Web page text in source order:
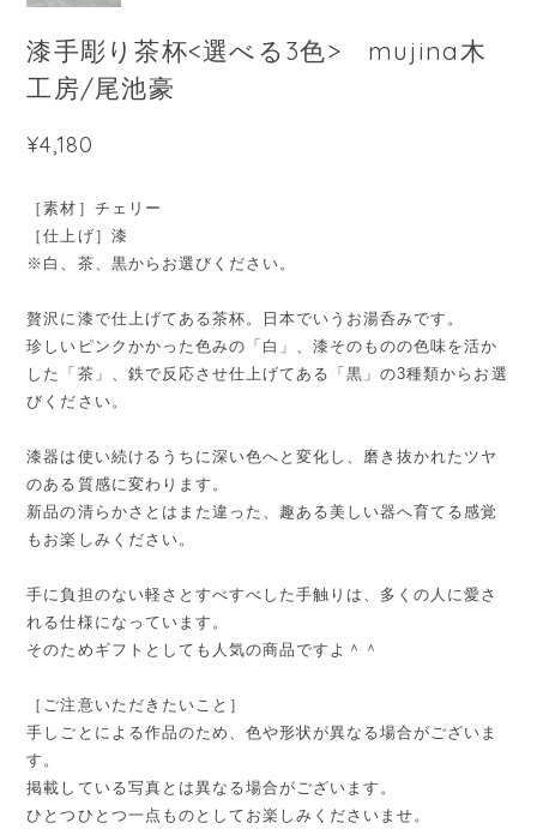
漆手彫り茶杯<選べる3色> mujina木
工房/尾池豪
¥4,180
［素材］チェリー
［仕上げ］漆
※白、茶、黒からお選びください。
贅沢に漆で仕上げてある茶杯。日本でいうお湯呑みです。
珍しいピンクかかった色みの「白」、漆そのものの色味を活か
した「茶」、鉄で反応させ仕上げてある「黒」の3種類からお選
びください。
漆器は使い続けるうちに深い色へと変化し、磨き抜かれたツヤ
のある質感に変わります。
新品の清らかさとはまた違った、趣ある美しい器へ育てる感覚
もお楽しみください。
手に負担のない軽さとすべすべした手触りは、多くの人に愛さ
れる仕様になっています。
そのためギフトとしても人気の商品ですよ＾＾
［ご注意いただきたいこと］
手しごとによる作品のため、色や形状が異なる場合がございま
す。
掲載している写真とは異なる場合がございます。
ひとつひとつ一点ものとしてお楽しみくださいませ。